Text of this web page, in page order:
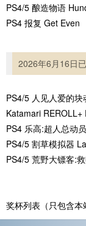
PS4/5 酿造物语
PS4 报复 Get Even
2026年6月16日
PS4/5 人见人爱的
Katamari
PS4 乐高:超人总动
PS4/5 割草模拟器
PS4/5 荒野大镖客:
奖杯列表（只包含本